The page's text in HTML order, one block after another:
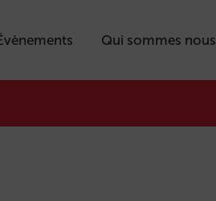
Qui sommes nous